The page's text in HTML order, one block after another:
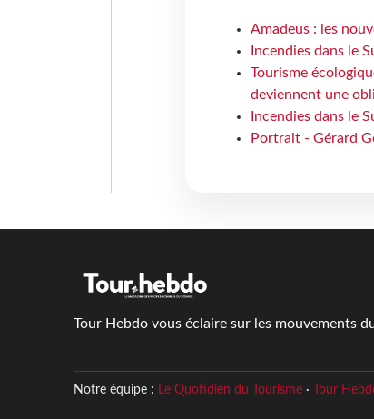
Amadeus : les
Incendies dans le
Tourisme
deviennent une
Incendies dans le
Portrait - Gérard
Tour Hebdo vous éclaire sur les mouvements
Notre équipe : Le Quotidien du Tourisme· Tour